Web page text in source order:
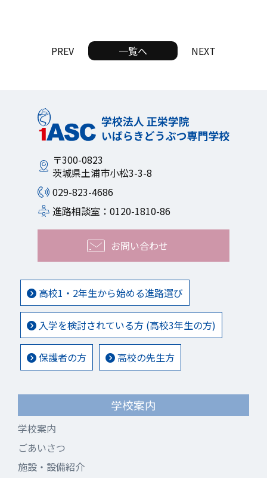
PREV 一覧へ NEXT
〒300-0823
茨城県土浦市小松3-3-8
029-823-4686
進路相談室：0120-1810-86
お問い合わせ
高校1・2年生から始める進路選び
入学を検討されている方 (高校3年生の方)
保護者の方 高校の先生方
学校案内
学校案内
ごあいさつ
施設・設備紹介